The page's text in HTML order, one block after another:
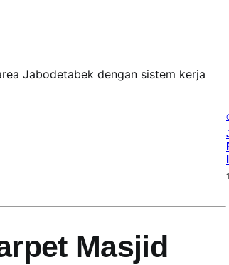
Jabodetabek dengan sistem kerja
Masjid